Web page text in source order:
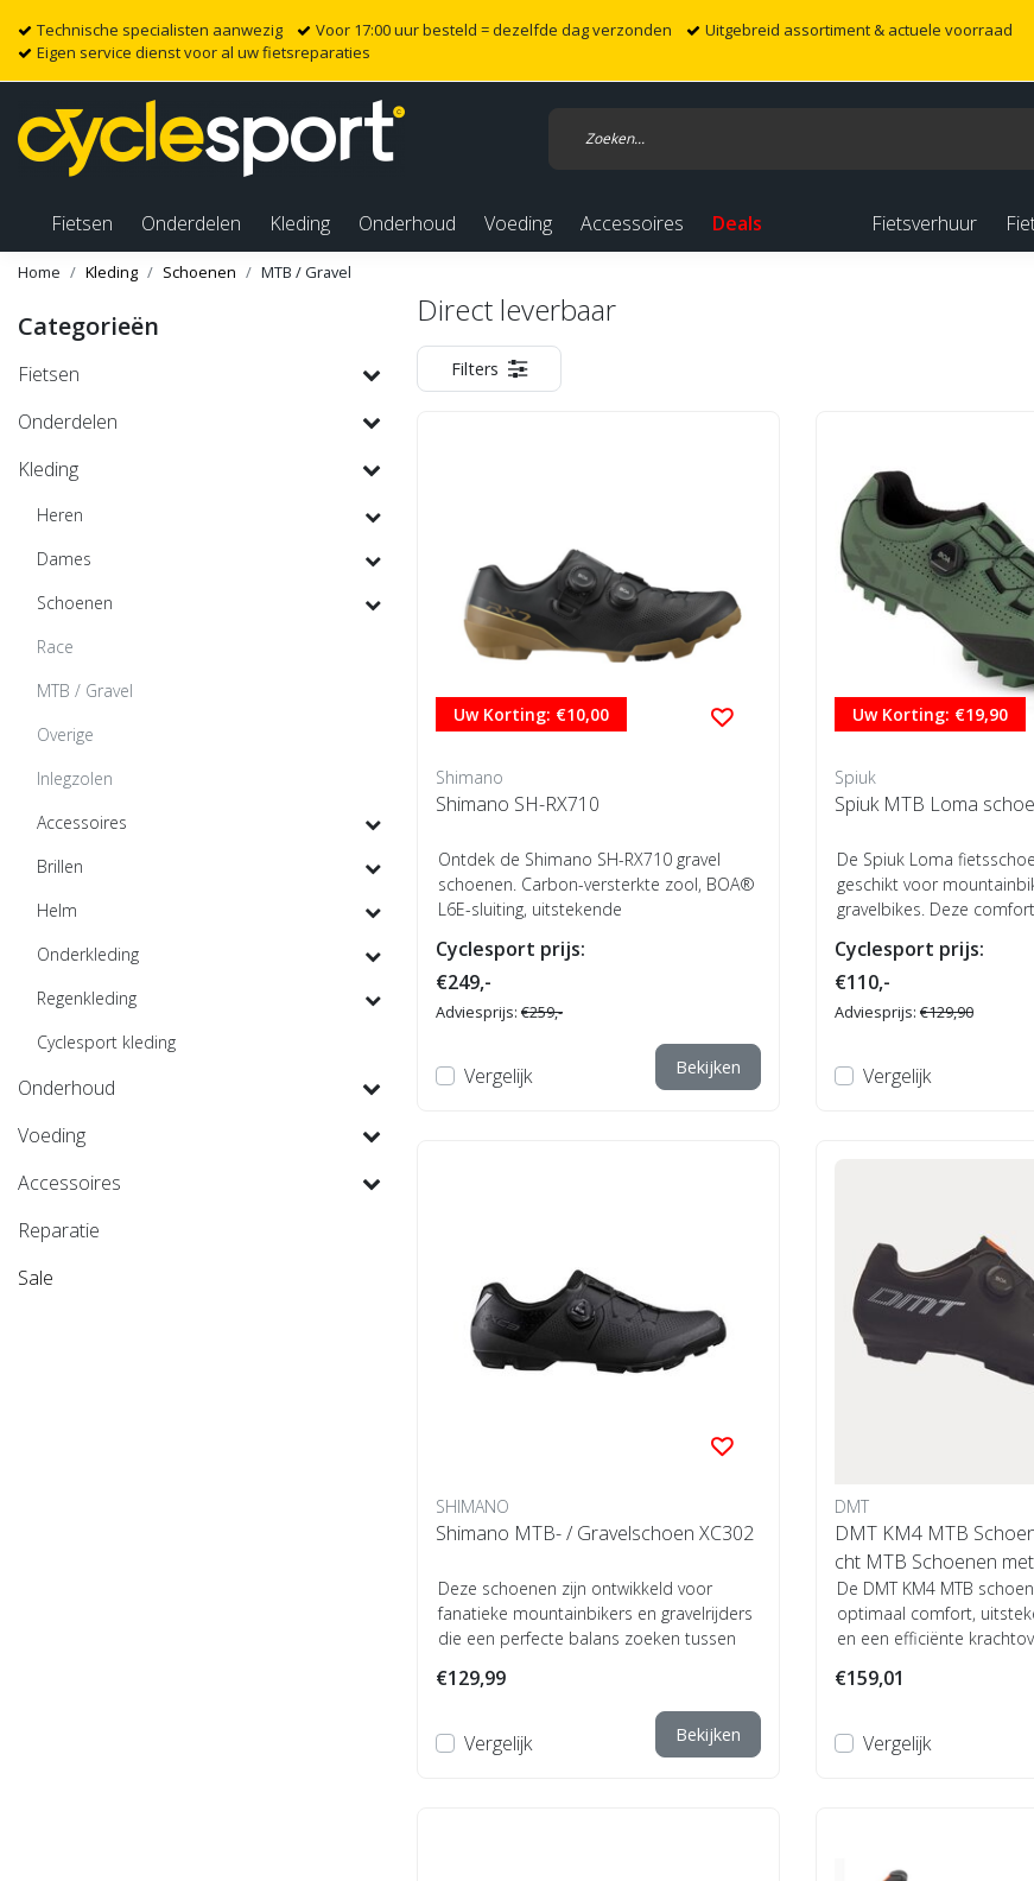
Technische specialisten aanwezig Voor 17:00 uur besteld = dezelfde dag verzonden
Uitgebreid assortiment & actuele voorraad
Eigen service dienst voor al uw fietsreparaties
Fietsen Onderdelen Kleding Onderhoud Voeding Accessoires Deals Fietsverhuur
Home Kleding Schoenen MTB / Gravel
Categorieën
Fietsen
Onderdelen
Kleding
Heren
Dames
Schoenen
Race
MTB / Gravel
Overige
Inlegzolen
Accessoires
Brillen
Helm
Onderkleding
Regenkleding
Cyclesport kleding
Onderhoud
Voeding
Accessoires
Reparatie
Sale
Direct leverbaar
Filters
Uw Korting: €10,00
Shimano
Shimano SH-RX710
Ontdek de Shimano SH-RX710 gravel
schoenen. Carbon-versterkte zool, BOA®
L6E-sluiting, uitstekende
Cyclesport prijs:
€249,-
Adviesprijs: €259,-
Vergelijk Bekijken
Uw Korting: €19,90
Spiuk
Spiuk MTB Loma
De Spiuk Loma
geschikt voor
gravelbikes. Deze
Cyclesport prijs:
€110,-
Adviesprijs: €129,90
Vergelijk
SHIMANO
Shimano MTB- / Gravelschoen XC302
Deze schoenen zijn ontwikkeld voor
fanatieke mountainbikers en gravelrijders
die een perfecte balans zoeken tussen
€129,99
Vergelijk Bekijken
DMT
DMT KM4 MTB
cht MTB Schoenen
De DMT KM4 MTB
optimaal comfort,
en een efficiënte
€159,01
Vergelijk